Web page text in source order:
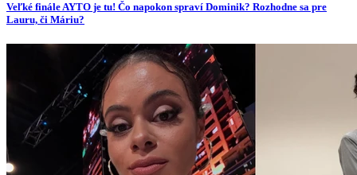
Veľké finále AYTO je tu! Čo napokon spraví Dominik? Rozhodne sa pre
Lauru, či Máriu?